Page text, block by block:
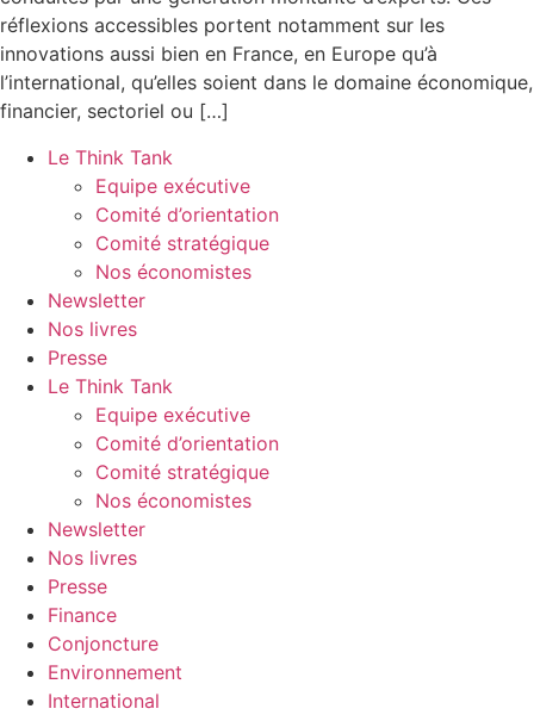
réflexions accessibles portent notamment sur les
innovations aussi bien en France, en Europe qu’à
l’international, qu’elles soient dans le domaine économique,
financier, sectoriel ou […]
Le Think Tank
Equipe exécutive
Comité d’orientation
Comité stratégique
Nos économistes
Newsletter
Nos livres
Presse
Le Think Tank
Equipe exécutive
Comité d’orientation
Comité stratégique
Nos économistes
Newsletter
Nos livres
Presse
Finance
Conjoncture
Environnement
International